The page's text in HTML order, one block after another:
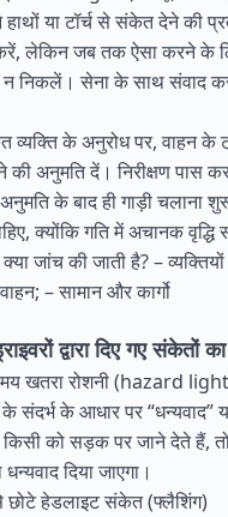
या टॉर्च से संकेत देने की
लेकिन जब तक ऐसा करने के
न निकलें। सेना के साथ संवाद
व्यक्ति के अनुरोध पर, वाहन के
की अनुमति दें। निरीक्षण
अनुमति के बाद ही गाड़ी
क्योंकि गति में अचानक
जांच की जाती है? –
– सामान और कार्गो
द्वारा दिए गए संकेतों
खतरा रोशनी (hazard
संदर्भ के आधार पर “धन्यवाद”
को सड़क पर जाने देते हैं,
दिया जाएगा।
छोटे हेडलाइट संकेत (फ्लैशिंग)